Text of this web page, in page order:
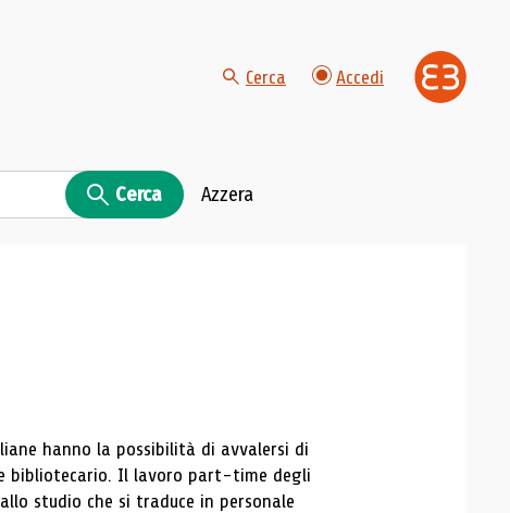
Cerca Accedi
Cerca Azzera
hanno la possibilità di avvalersi di
bibliotecario. Il lavoro part-time degli
studio che si traduce in personale